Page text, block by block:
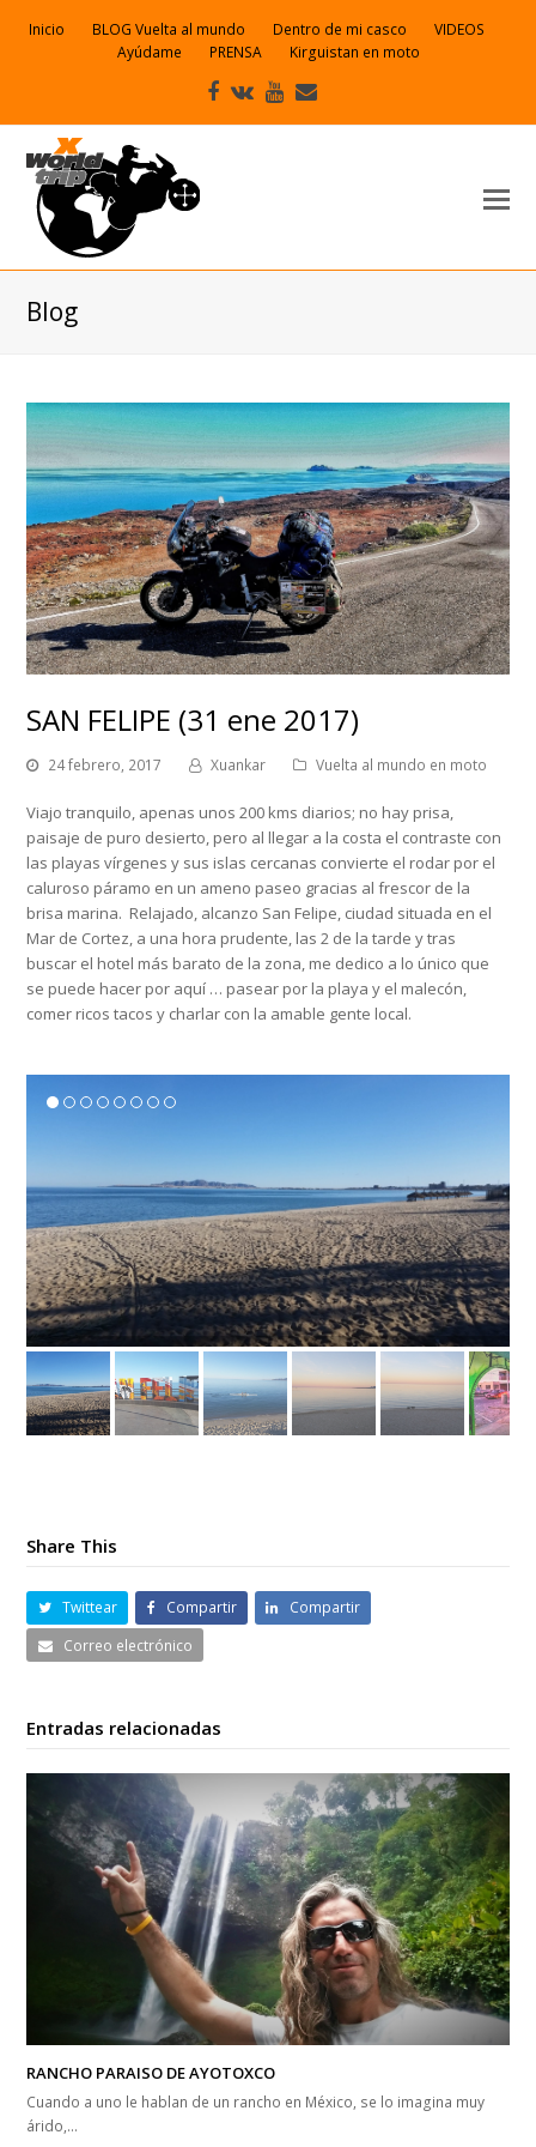
Inicio BLOG Vuelta al mundo Dentro de mi casco
VIDEOS
Ayúdame
PRENSA Kirguistan en moto
Facebook
VK Youtube
electrónico
Blog
SAN FELIPE (31 ene 2017)
24 febrero, 2017 Xuankar Vuelta al mundo en moto
Viajo tranquilo, apenas unos 200 kms diarios; no hay prisa,
paisaje de puro desierto, pero al llegar a la costa el contraste con
las playas vírgenes y sus islas cercanas convierte el rodar por el
caluroso páramo en un ameno paseo gracias al frescor de la
brisa marina. Relajado, alcanzo San Felipe, ciudad situada en el
Mar de Cortez, a una hora prudente, las 2 de la tarde y tras
buscar el hotel más barato de la zona, me dedico a lo único que
se puede hacer por aquí … pasear por la playa y el malecón,
comer ricos tacos y charlar con la amable gente local.
Share This
Twittear Compartir
Compartir
Correo electrónico
Entradas relacionadas
RANCHO PARAISO DE AYOTOXCO
Cuando a uno le hablan de un rancho en México, se lo imagina muy
árido,…